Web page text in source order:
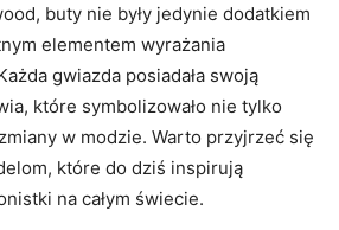
buty nie były jedynie dodatkiem
elementem wyrażania
gwiazda posiadała swoją
które symbolizowało nie tylko
w modzie. Warto przyjrzeć się
które do dziś inspirują
na całym świecie.